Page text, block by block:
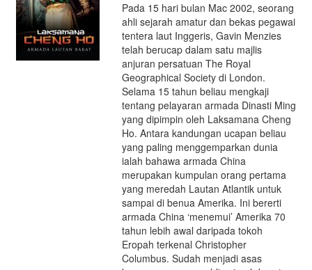
Pada 15 hari bulan Mac 2002, seorang
ahli sejarah amatur dan bekas pegawai
tentera laut Inggeris, Gavin Menzies
telah berucap dalam satu majlis
anjuran persatuan The Royal
Geographical Society di London.
Selama 15 tahun beliau mengkaji
tentang pelayaran armada Dinasti Ming
yang dipimpin oleh Laksamana Cheng
Ho. Antara kandungan ucapan beliau
yang paling menggemparkan dunia
ialah bahawa armada China
merupakan kumpulan orang pertama
yang meredah Lautan Atlantik untuk
sampai di benua Amerika. Ini bererti
armada China ‘menemui’ Amerika 70
tahun lebih awal daripada tokoh
Eropah terkenal Christopher
Columbus. Sudah menjadi asas